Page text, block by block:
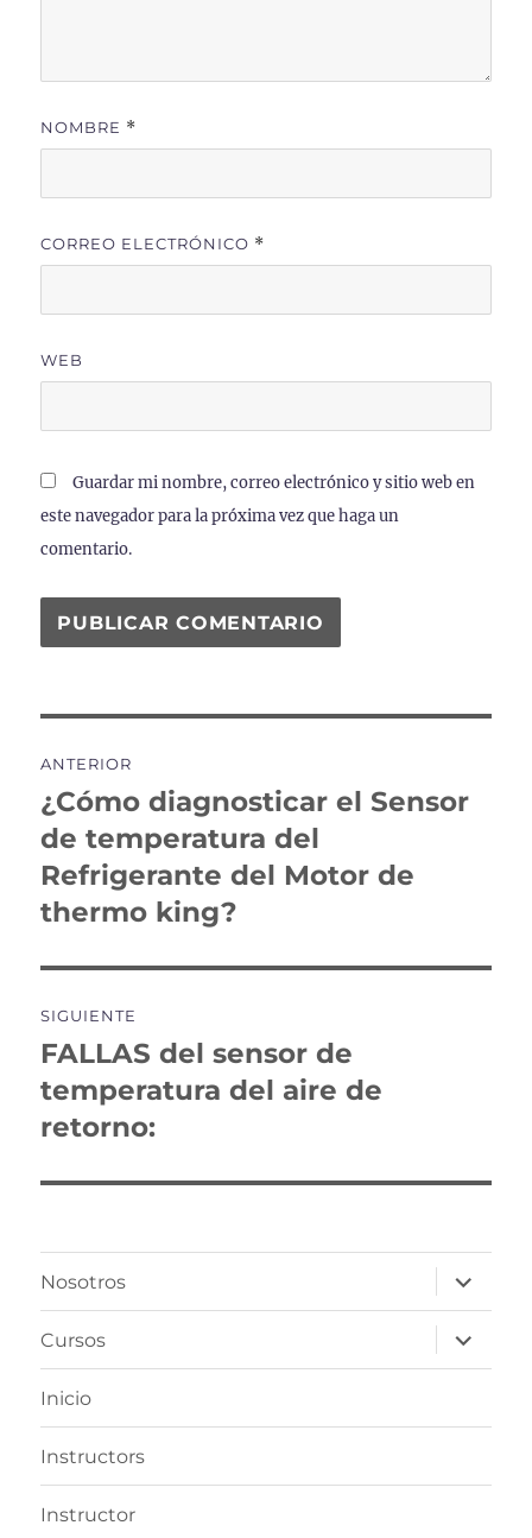
NOMBRE *
CORREO ELECTRÓNICO *
WEB
Guardar mi nombre, correo electrónico y sitio web en
este navegador para la próxima vez que haga un
comentario.
de
entradas
ANTERIOR
Entrada
anterior:
¿Cómo diagnosticar el Sensor
de temperatura del
Refrigerante del Motor de
thermo king?
SIGUIENTE
Entrada
siguiente:
FALLAS del sensor de
temperatura del aire de
retorno:
Nosotros
expande
el
menú
inferior
Cursos
expande
el
menú
Inicio
Instructors
Instructor